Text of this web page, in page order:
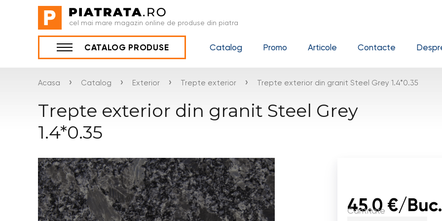
cel mai mare magazin online de produse din piatra
CATALOG PRODUSE Catalog Promo Articole Contacte
Acasa › Catalog › Exterior › Trepte exterior › Trepte exterior din granit Steel Grey 1.4*0.35
Trepte exterior din granit Steel Grey
1.4*0.35
45.0 €/Buc.
Cantitate